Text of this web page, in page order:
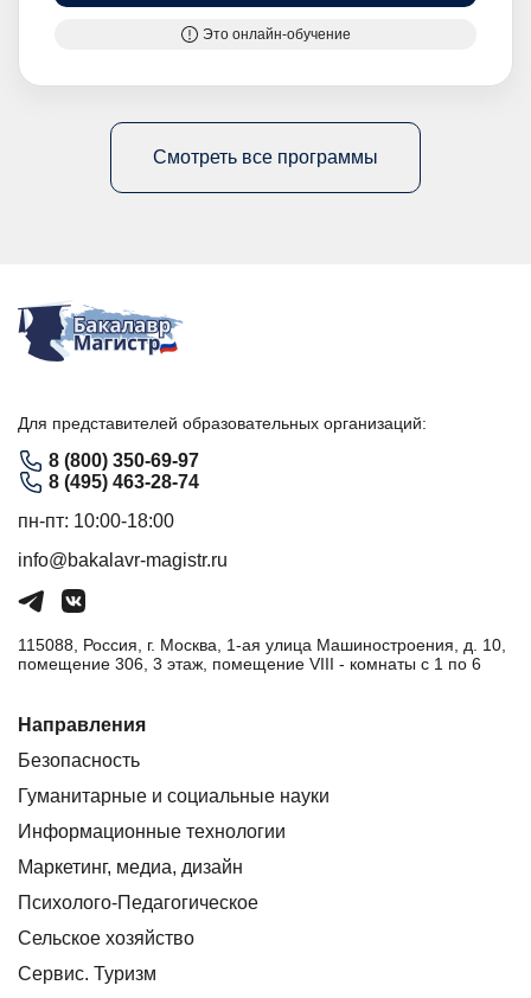
Это онлайн-обучение
Смотреть все программы
Для представителей образовательных организаций:
8 (800) 350-69-97
8 (495) 463-28-74
пн-пт: 10:00-18:00
info@bakalavr-magistr.ru
115088, Россия, г. Москва, 1-ая улица Машиностроения, д. 10,
помещение 306, 3 этаж, помещение VIII - комнаты с 1 по 6
Направления
Безопасность
Гуманитарные и социальные науки
Информационные технологии
Маркетинг, медиа, дизайн
Психолого-Педагогическое
Сельское хозяйство
Сервис. Туризм